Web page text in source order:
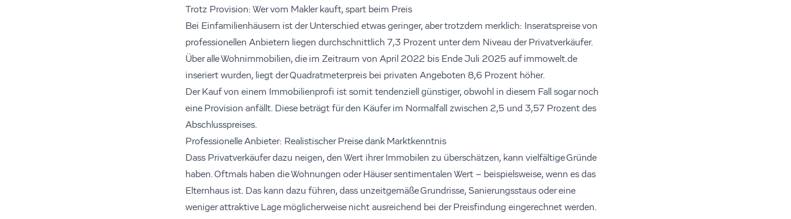
Trotz Provision: Wer vom Makler kauft, spart beim Preis
Bei Einfamilienhäusern ist der Unterschied etwas geringer, aber trotzdem merklich: Inseratspreise von
professionellen Anbietern liegen durchschnittlich 7,3 Prozent unter dem Niveau der Privatverkäufer.
Über alle Wohnimmobilien, die im Zeitraum von April 2022 bis Ende Juli 2025 auf immowelt.de
inseriert wurden, liegt der Quadratmeterpreis bei privaten Angeboten 8,6 Prozent höher.
Der Kauf von einem Immobilienprofi ist somit tendenziell günstiger, obwohl in diesem Fall sogar noch
eine Provision anfällt. Diese beträgt für den Käufer im Normalfall zwischen 2,5 und 3,57 Prozent des
Abschlusspreises.
Professionelle Anbieter: Realistischer Preise dank Marktkenntnis
Dass Privatverkäufer dazu neigen, den Wert ihrer Immobilen zu überschätzen, kann vielfältige Gründe
haben. Oftmals haben die Wohnungen oder Häuser sentimentalen Wert – beispielsweise, wenn es das
Elternhaus ist. Das kann dazu führen, dass unzeitgemäße Grundrisse, Sanierungsstaus oder eine
weniger attraktive Lage möglicherweise nicht ausreichend bei der Preisfindung eingerechnet werden.